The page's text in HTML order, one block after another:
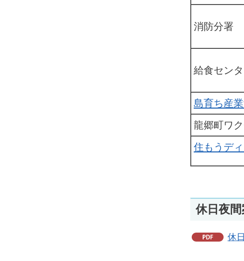
消防分署
給食セン
島育ち産
龍郷町ワ
住もうデ
休日夜間
休